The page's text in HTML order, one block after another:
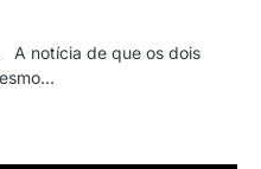
A notícia de que os dois